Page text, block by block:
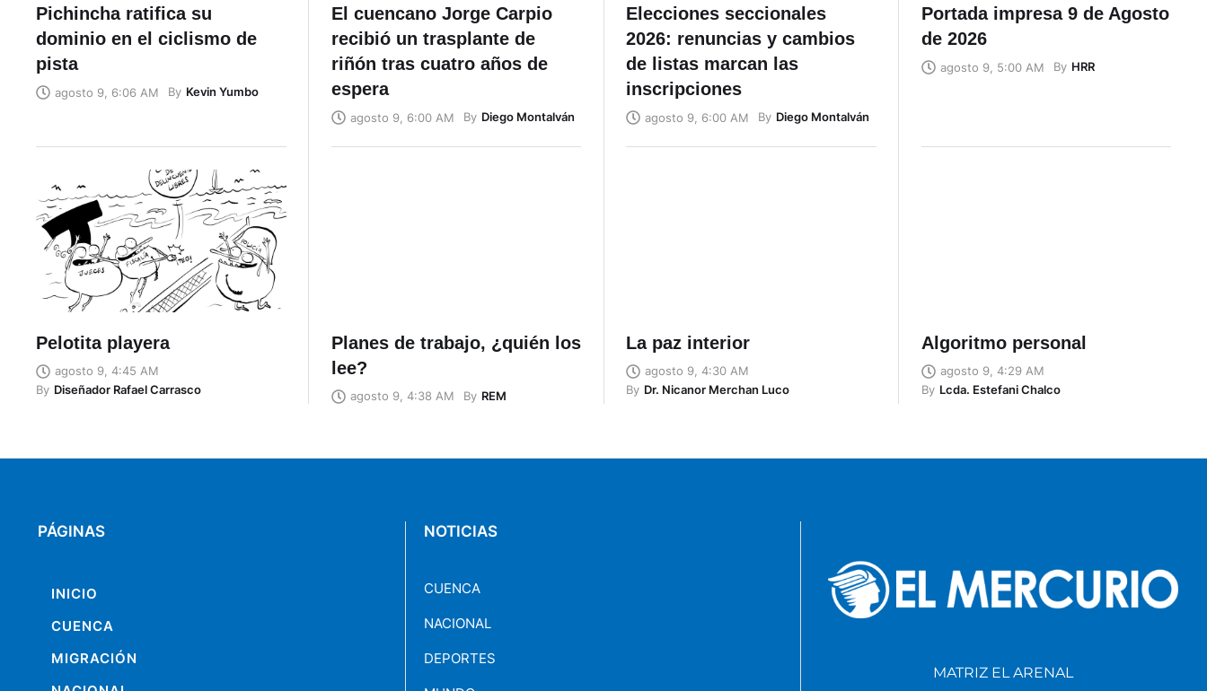
Pichincha ratifica su
dominio en el ciclismo de
pista
agosto 9, 6:06 AM By Kevin Yumbo
El cuencano Jorge Carpio
recibió un trasplante de
riñón tras cuatro años de
espera
agosto 9, 6:00 AM By Diego Montalván
Elecciones seccionales
2026: renuncias y cambios
de listas marcan las
inscripciones
agosto 9, 6:00 AM By Diego Montalván
Portada impresa 9 de Agosto
de 2026
agosto 9, 5:00 AM By HRR
Pelotita playera
agosto 9, 4:45 AM
By Diseñador Rafael Carrasco
Planes de trabajo, ¿quién los
lee?
agosto 9, 4:38 AM By REM
La paz interior
agosto 9, 4:30 AM
By Dr. Nicanor Merchan Luco
Algoritmo personal
agosto 9, 4:29 AM
By Lcda. Estefani Chalco
PÁGINAS
INICIO
CUENCA
MIGRACIÓN
NOTICIAS
CUENCA
NACIONAL
DEPORTES
MATRIZ EL ARENAL